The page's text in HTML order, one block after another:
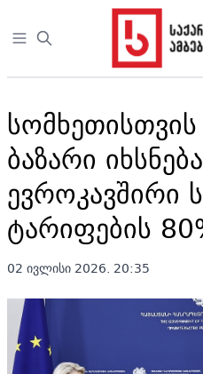
Open sidebar
ბაზარი
ევროკავშირი
ტარიფების
02 ივლისი 2026. 20:35